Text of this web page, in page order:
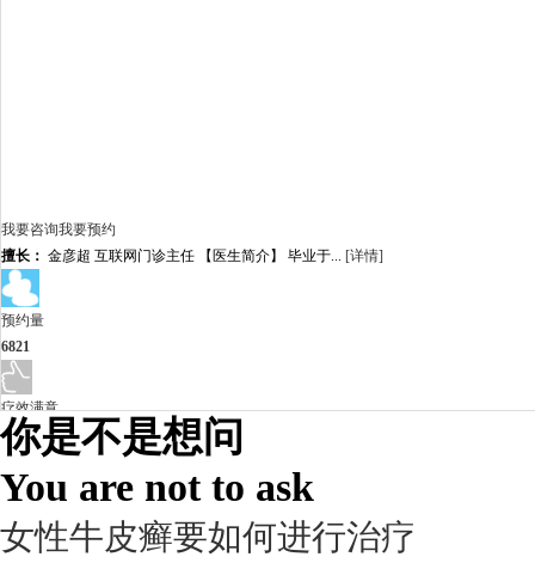
我要咨询我要预约
擅长： 金彦超 互联网门诊主任 【医生简介】 毕业于... [详情]
预约量
6821
疗效满意
98%
你是不是想问
You are not to ask
女性牛皮癣要如何进行治疗